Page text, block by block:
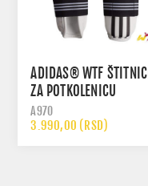
ADIDAS® WTF ŠTITNICI
ZA POTKOLENICU
A970
3.990,00 (RSD)